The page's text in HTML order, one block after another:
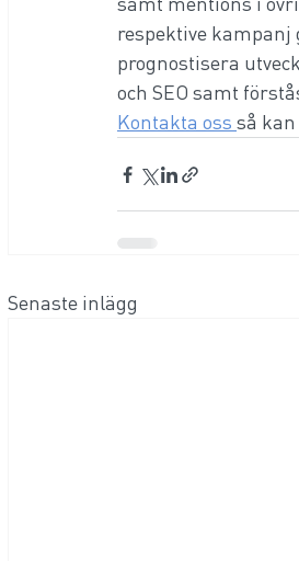
respektive
prognostisera
och SEO samt
Kontakta oss så
Senaste inlägg